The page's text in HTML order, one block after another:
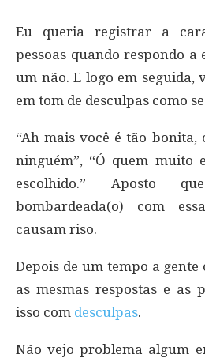
Eu queria registrar a
pessoas quando respondo a
um não. E logo em seguida,
em tom de desculpas como
“Ah mais você é tão bonita,
ninguém”, “Ó quem muito
escolhido.” Aposto
bombardeada(o) com
causam riso.
Depois de um tempo a gente
as mesmas respostas e as
isso com desculpas.
Não vejo problema algum